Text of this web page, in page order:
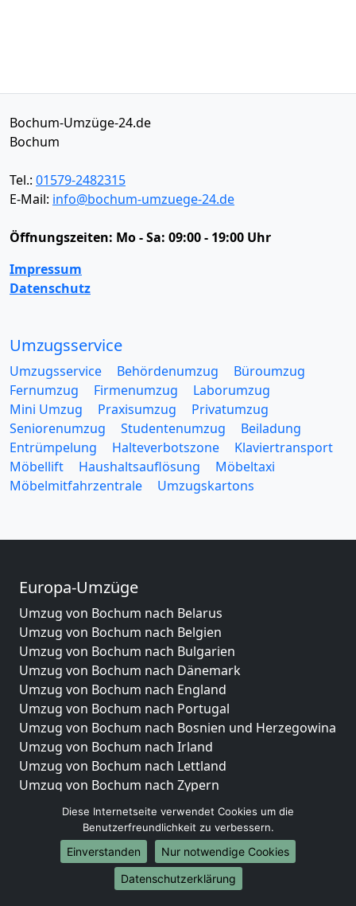
Bochum-Umzüge-24.de
Bochum
Tel.: 01579-2482315
E-Mail: info@bochum-umzuege-24.de
Öffnungszeiten: Mo - Sa: 09:00 - 19:00 Uhr
Impressum
Datenschutz
Umzugsservice
Umzugsservice Behördenumzug
Büroumzug
Fernumzug
Firmenumzug
Laborumzug
Mini Umzug
Praxisumzug
Privatumzug
Seniorenumzug
Studentenumzug
Beiladung
Entrümpelung
Halteverbotszone
Klaviertransport
Möbellift
Haushaltsauflösung
Möbeltaxi
Möbelmitfahrzentrale
Umzugskartons
Europa-Umzüge
Umzug von Bochum nach Belarus
Umzug von Bochum nach Belgien
Umzug von Bochum nach Bulgarien
Umzug von Bochum nach Dänemark
Umzug von Bochum nach England
Umzug von Bochum nach Portugal
Umzug von Bochum nach Bosnien und Herzegowina
Umzug von Bochum nach Irland
Umzug von Bochum nach Lettland
Umzug von Bochum nach Zypern
Umzug von Bochum nach Kroatien
Umzug von Bochum nach Estland
Umzug von Bochum nach Finnland
Umzug von Bochum nach Frankreich
Umzug von Bochum nach Griechenland
Diese Internetseite verwendet Cookies um die
Benutzerfreundlichkeit zu verbessern.
Einverstanden
Nur notwendige Cookies
Datenschutzerklärung